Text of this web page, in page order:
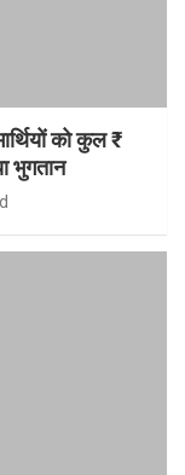
को कुल ₹
भुगतान